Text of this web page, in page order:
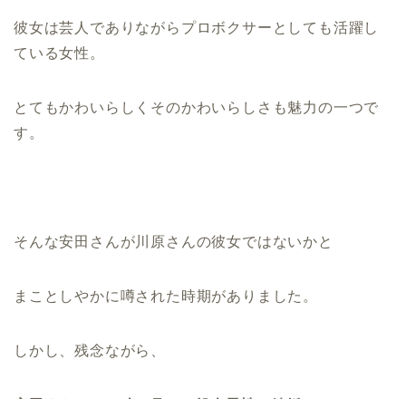
彼女は芸人でありながらプロボクサーとしても活躍し
ている女性。
とてもかわいらしくそのかわいらしさも魅力の一つで
す。
そんな安田さんが川原さんの彼女ではないかと
まことしやかに噂された時期がありました。
しかし、残念ながら、